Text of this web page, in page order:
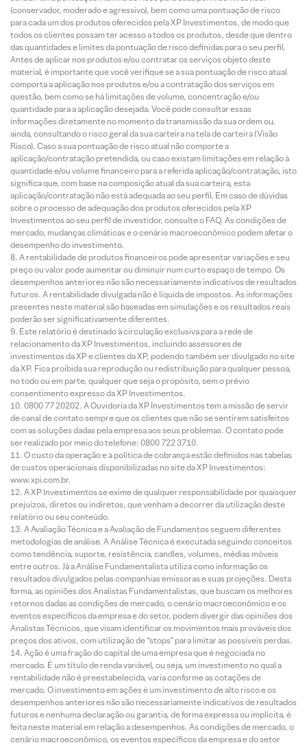
(conservador, moderado e agressivo), bem como uma pontuação de risco
para cada um dos produtos oferecidos pela XP Investimentos, de modo que
todos os clientes possam ter acesso a todos os produtos, desde que dentro
das quantidades e limites da pontuação de risco definidas para o seu perfil.
Antes de aplicar nos produtos e/ou contratar os serviços objeto deste
material, é importante que você verifique se a sua pontuação de risco atual
comporta a aplicação nos produtos e/ou a contratação dos serviços em
questão, bem como se há limitações de volume, concentração e/ou
quantidade para a aplicação desejada. Você pode consultar essas
informações diretamente no momento da transmissão da sua ordem ou,
ainda, consultando o risco geral da sua carteira na tela de carteira (Visão
Risco). Caso a sua pontuação de risco atual não comporte a
aplicação/contratação pretendida, ou caso existam limitações em relação à
quantidade e/ou volume financeiro para a referida aplicação/contratação, isto
significa que, com base na composição atual da sua carteira, esta
aplicação/contratação não está adequada ao seu perfil. Em caso de dúvidas
sobre o processo de adequação dos produtos oferecidos pela XP
Investimentos ao seu perfil de investidor, consulte o FAQ. As condições de
mercado, mudanças climáticas e o cenário macroeconômico podem afetar o
desempenho do investimento.
A rentabilidade de produtos financeiros pode apresentar variações e seu
preço ou valor pode aumentar ou diminuir num curto espaço de tempo. Os
desempenhos anteriores não são necessariamente indicativos de resultados
futuros. A rentabilidade divulgada não é líquida de impostos. As informações
presentes neste material são baseadas em simulações e os resultados reais
poderão ser significativamente diferentes.
Este relatório é destinado à circulação exclusiva para a rede de
relacionamento da XP Investimentos, incluindo assessores de
investimentos da XP e clientes da XP, podendo também ser divulgado no site
da XP. Fica proibida sua reprodução ou redistribuição para qualquer pessoa,
no todo ou em parte, qualquer que seja o propósito, sem o prévio
consentimento expresso da XP Investimentos.
0800 77 20202. A Ouvidoria da XP Investimentos tem a missão de servir
de canal de contato sempre que os clientes que não se sentirem satisfeitos
com as soluções dadas pela empresa aos seus problemas. O contato pode
ser realizado por meio do telefone: 0800 722 3710.
O custo da operação e a política de cobrança estão definidos nas tabelas
de custos operacionais disponibilizadas no site da XP Investimentos:
www.xpi.com.br.
A XP Investimentos se exime de qualquer responsabilidade por quaisquer
prejuízos, diretos ou indiretos, que venham a decorrer da utilização deste
relatório ou seu conteúdo.
A Avaliação Técnica e a Avaliação de Fundamentos seguem diferentes
metodologias de análise. A Análise Técnica é executada seguindo conceitos
como tendência, suporte, resistência, candles, volumes, médias móveis
entre outros. Já a Análise Fundamentalista utiliza como informação os
resultados divulgados pelas companhias emissoras e suas projeções. Desta
forma, as opiniões dos Analistas Fundamentalistas, que buscam os melhores
retornos dadas as condições de mercado, o cenário macroeconômico e os
eventos específicos da empresa e do setor, podem divergir das opiniões dos
Analistas Técnicos, que visam identificar os movimentos mais prováveis dos
preços dos ativos, com utilização de “stops” para limitar as possíveis perdas.
Ação é uma fração do capital de uma empresa que é negociada no
mercado. É um título de renda variável, ou seja, um investimento no qual a
rentabilidade não é preestabelecida, varia conforme as cotações de
mercado. O investimento em ações é um investimento de alto risco e os
desempenhos anteriores não são necessariamente indicativos de resultados
futuros e nenhuma declaração ou garantia, de forma expressa ou implícita, é
feita neste material em relação a desempenhos. As condições de mercado, o
cenário macroeconômico, os eventos específicos da empresa e do setor